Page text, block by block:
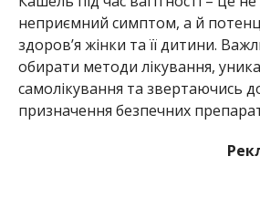
неприємний симптом, а й
здоров’я жінки та її дитини.
обирати методи лікування,
самолікування та звертаючись
призначення безпечних